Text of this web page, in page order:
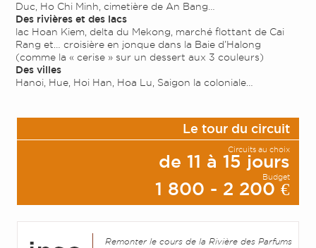
Duc, Ho Chi Minh, cimetière de An Bang…
Des rivières et des lacs
lac Hoan Kiem, delta du Mekong, marché flottant de Cai
Rang et… croisière en jonque dans la Baie d’Halong
(comme la « cerise » sur un dessert aux 3 couleurs)
Des villes
Hanoi, Hue, Hoi Han, Hoa Lu, Saigon la coloniale…
Le tour du circuit
Circuits au choix
de 11 à 15 jours
Budget
1 800 - 2 200 €
Remonter le cours de la Rivière des Parfums